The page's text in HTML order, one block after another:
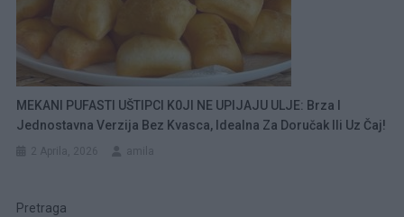
MEKANI PUFASTI UŠTIPCI K0JI NE UPIJAJU ULJE: Brza I
Jednostavna Verzija Bez Kvasca, Idealna Za Doručak Ili Uz Čaj!
Pretraga